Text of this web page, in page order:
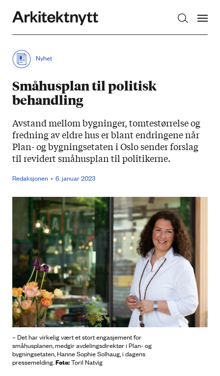
Nyhet
Småhusplan til politisk
behandling
Avstand mellom bygninger, tomtestørrelse og
fredning av eldre hus er blant endringene når
Plan- og bygningsetaten i Oslo sender forslag
til revidert småhusplan til politikerne.
Redaksjonen 6. januar 2023
– Det har virkelig vært et stort engasjement for
småhusplanen, medgir avdelingsdirektør i Plan- og
bygningsetaten, Hanne Sophie Solhaug, i dagens
pressemelding. Foto:Toril Natvig